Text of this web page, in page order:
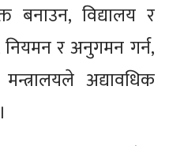
बनाउन, विद्यालय र
नियमन र अनुगमन गर्न,
अद्यावधिक